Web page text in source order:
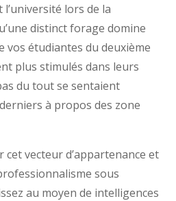
l’université lors de la
distinct forage domine
vos étudiantes du deuxième
plus stimulés dans leurs
du tout se sentaient
à propos des zone
vecteur d’appartenance et
sous
au moyen de intelligences